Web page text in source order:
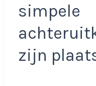
simpele
zijn